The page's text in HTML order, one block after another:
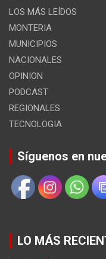
LOS MÁS LEÍDOS
MONTERIA
MUNICIPIOS
NACIONALES
OPINION
PODCAST
REGIONALES
TECNOLOGIA
Síguenos en
LO MÁS